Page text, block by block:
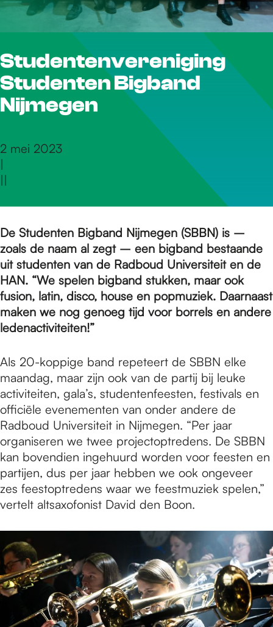
r
d
e
o
m
e
p
a
g
e
Studentenvereniging
Studenten Bigband
Nijmegen
2 mei 2023
|
||
De Studenten Bigband Nijmegen (SBBN) is –
zoals de naam al zegt – een bigband bestaande
uit studenten van de Radboud Universiteit en de
HAN. “We spelen bigband stukken, maar ook
fusion, latin, disco, house en popmuziek. Daarnaast
maken we nog genoeg tijd voor borrels en andere
ledenactiviteiten!”
Als 20-koppige band repeteert de SBBN elke
maandag, maar zijn ook van de partij bij leuke
activiteiten, gala’s, studentenfeesten, festivals en
officiële evenementen van onder andere de
Radboud Universiteit in Nijmegen. “Per jaar
organiseren we twee projectoptredens. De SBBN
kan bovendien ingehuurd worden voor feesten en
partijen, dus per jaar hebben we ook ongeveer
zes feestoptredens waar we feestmuziek spelen,”
vertelt altsaxofonist David den Boon.